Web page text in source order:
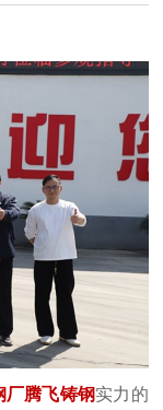
厂腾飞铸钢实力的